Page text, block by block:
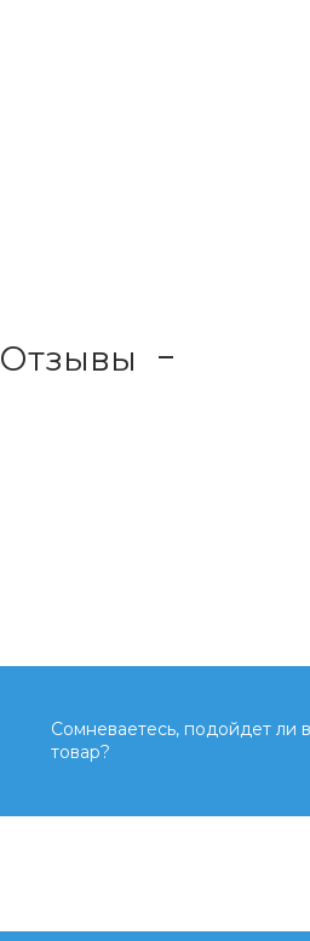
Отзывы
Сомневаетесь, подойдет ли
товар?